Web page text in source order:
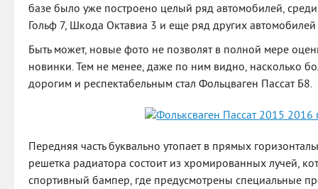
базе было уже построено целый ряд автомобилей,
Гольф 7, Шкода Октавиа 3 и еще ряд других
Быть может, новые фото не позволят в полной мере
новинки. Тем не менее, даже по ним видно, насколько
дорогим и респектабельным стал Фольцваген Пассат Б8.
Передняя часть буквально утопает в прямых
решетка радиатора состоит из хромированных лучей,
спортивный бампер, где предусмотрены специальные